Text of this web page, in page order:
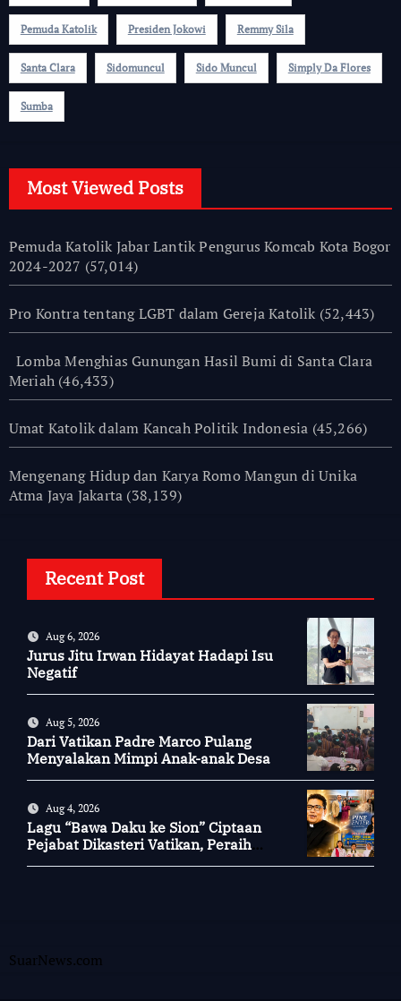
Pemuda Katolik Presiden Jokowi Remmy Sila
Santa Clara Sidomuncul Sido Muncul Simply Da Flores
Sumba
Most Viewed Posts
Pemuda Katolik Jabar Lantik Pengurus Komcab Kota Bogor
2024-2027 (57,014)
Pro Kontra tentang LGBT dalam Gereja Katolik (52,443)
Lomba Menghias Gunungan Hasil Bumi di Santa Clara
Meriah (46,433)
Umat Katolik dalam Kancah Politik Indonesia (45,266)
Mengenang Hidup dan Karya Romo Mangun di Unika
Atma Jaya Jakarta (38,139)
Recent Post
Aug 6, 2026
Jurus Jitu Irwan Hidayat Hadapi Isu
Negatif
Aug 5, 2026
Dari Vatikan Padre Marco Pulang
Menyalakan Mimpi Anak-anak Desa
Aug 4, 2026
Lagu “Bawa Daku ke Sion” Ciptaan
Pejabat Dikasteri Vatikan, Peraih
SuarNews.com